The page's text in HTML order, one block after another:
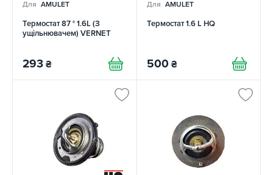
Для AMULET
Термостат 87 ° 1.6L (З
ущільнювачем) VERNET
293 ₴
Для AMULET
Термостат 1.6 L HQ
500 ₴